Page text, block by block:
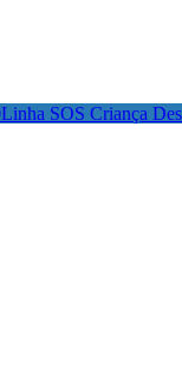
Linha SOS Criança